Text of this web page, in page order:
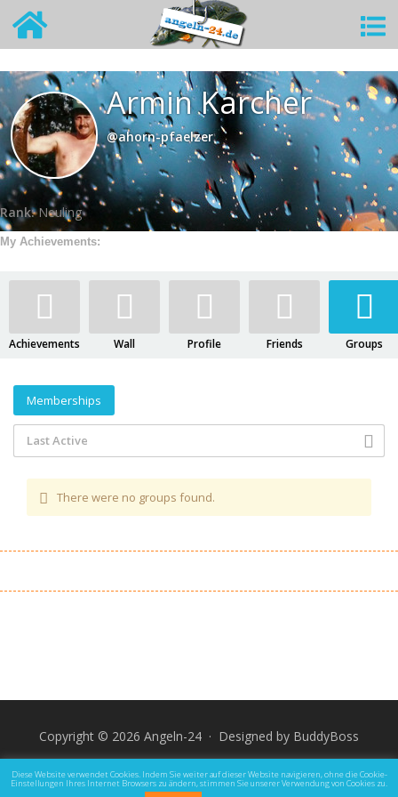
Armin Karcher
@ahorn-pfaelzer
Rank:Neuling
My Achievements:
Achievements Wall Profile Friends Groups
Memberships
Last Active
There were no groups found.
Copyright © 2026 Angeln-24 · Designed by BuddyBoss
Impressum Datenschutz und Rechtliche Hinweise
Diese Website verwendet Cookies. Indem Sie weiter auf dieser Website navigieren, ohne die Cookie-
Einstellungen Ihres Internet Browsers zu ändern, stimmen Sie unserer Verwendung von Cookies zu.